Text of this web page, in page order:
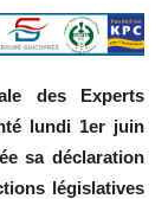
des Experts
lundi 1er juin
sa déclaration
législatives